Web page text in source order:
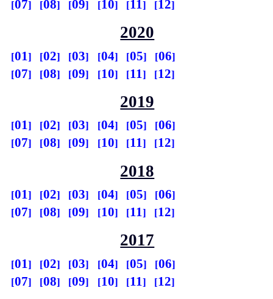
07 08 09 10 11 12
2020
01 02 03 04 05
06
07
08 09 10 11 12
2019
01 02 03 04 05
06
07
08 09 10 11 12
2018
01 02 03 04 05
06
07
08 09 10 11 12
2017
01 02 03 04 05
06
07
08 09 10 11 12